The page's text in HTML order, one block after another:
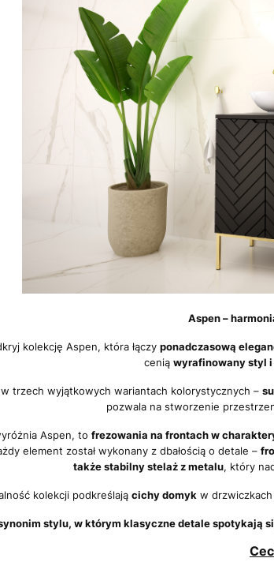
Aspen –
kolekcję Aspen, która łączy ponadczasową
cenią wyrafinowany styl i
trzech wyjątkowych wariantach kolorystycznych –
pozwala na stworzenie
Aspen, to frezowania na frontach w
element został wykonany z dbałością o detale –
także stabilny stelaż z metalu, który
kolekcji podkreślają cichydomyk w
stylu, w którym klasyczne detale spotykają